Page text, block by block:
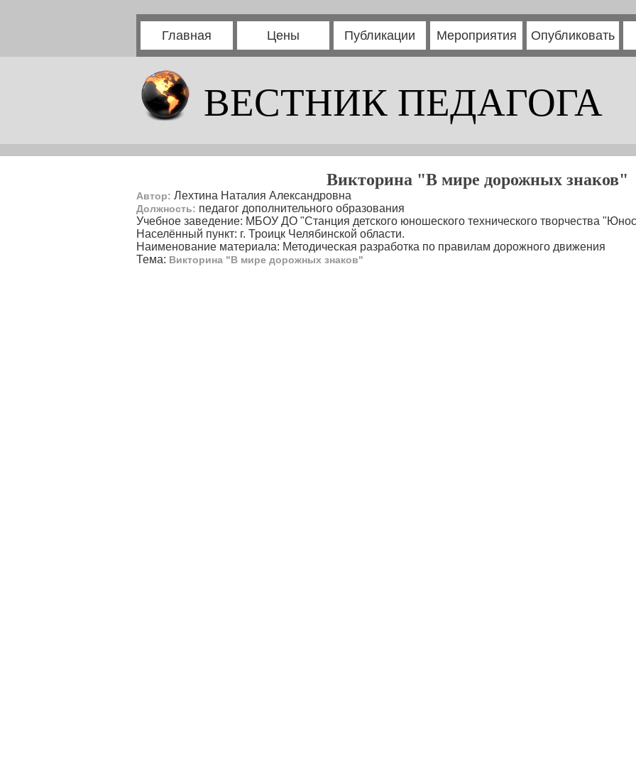
Главная Цены Публикации Мероприятия Опубликовать
ВЕСТНИК ПЕДАГОГА
Викторина "В мире дорожных знаков"
Автор: Лехтина Наталия Александровна
Должность: педагог дополнительного образования
Учебное заведение: МБОУ ДО "Станция детского юношеского технического творчества
Населённый пункт: г. Троицк Челябинской области.
Наименование материала: Методическая разработка по правилам дорожного движения
Тема: Викторина "В мире дорожных знаков"